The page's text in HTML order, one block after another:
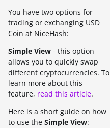
You have two options for
trading or exchanging USD
Coin at NiceHash:
Simple View - this option
allows you to quickly swap
different cryptocurrencies. To
learn more about this
feature, read this article.
Here is a short guide on how
to use the Simple View: